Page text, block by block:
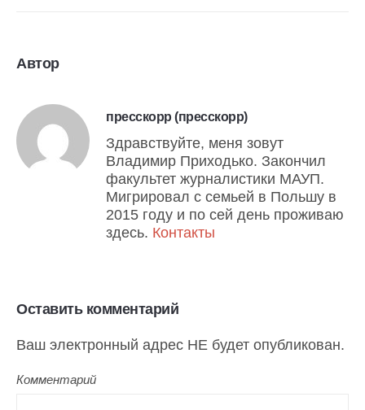
Автор
пресскорр (пресскорр)
Здравствуйте, меня зовут
Владимир Приходько. Закончил
факультет журналистики МАУП.
Мигрировал с семьей в Польшу в
2015 году и по сей день проживаю
здесь. Контакты
Оставить комментарий
Ваш электронный адрес НЕ будет опубликован.
Комментарий